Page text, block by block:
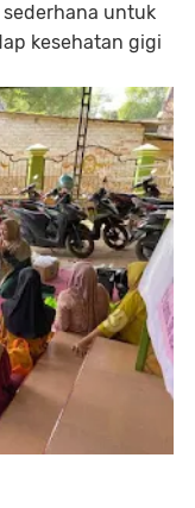
untuk
kesehatan gigi